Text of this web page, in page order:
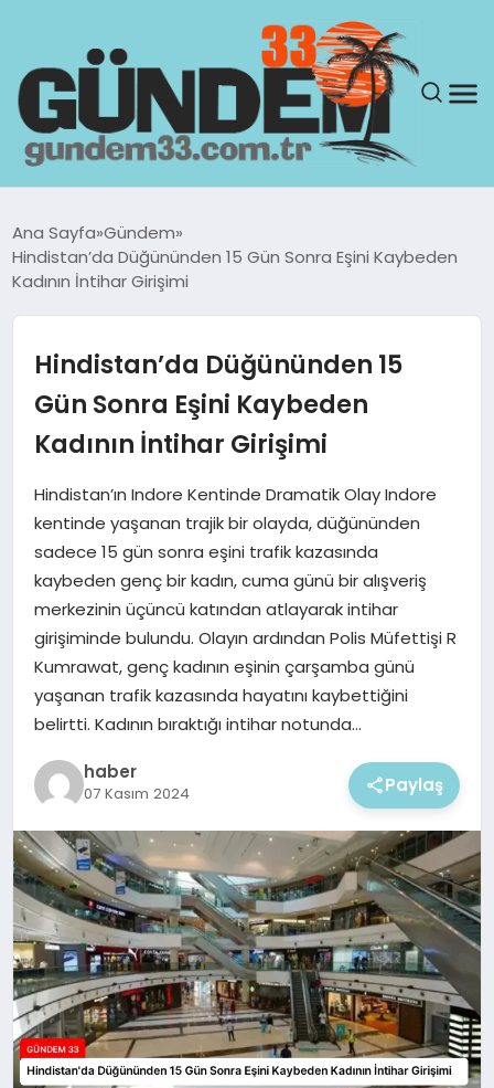
GÜNDEM
TEKNOLOJI
EKONOMI
MAGAZIN
Ana Sayfa Gündem
Hindistan’da Düğününden 15 Gün Sonra Eşini Kaybeden
Kadının İntihar Girişimi
Hindistan’da Düğününden 15
Gün Sonra Eşini Kaybeden
Kadının İntihar Girişimi
Hindistan’ın Indore Kentinde Dramatik Olay Indore
kentinde yaşanan trajik bir olayda, düğününden
sadece 15 gün sonra eşini trafik kazasında
kaybeden genç bir kadın, cuma günü bir alışveriş
merkezinin üçüncü katından atlayarak intihar
girişiminde bulundu. Olayın ardından Polis Müfettişi R
Kumrawat, genç kadının eşinin çarşamba günü
yaşanan trafik kazasında hayatını kaybettiğini
belirtti. Kadının bıraktığı intihar notunda…
haber
07 Kasım 2024 Paylaş